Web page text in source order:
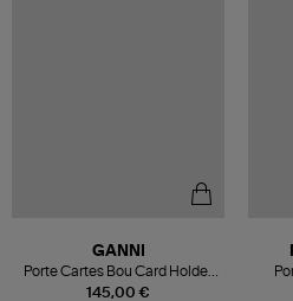
145,00 €
GANNI
Porte Cartes Bou Card Holder
With Flap Printed Grained